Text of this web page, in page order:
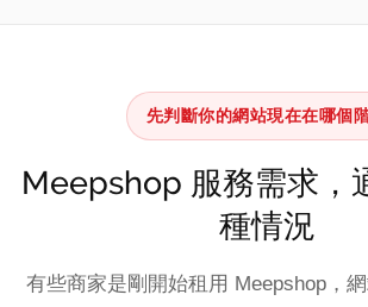
先判斷你的網站現在在哪個
Meepshop 服務需求，
種情況
有些商家是剛開始租用 Meepshop，